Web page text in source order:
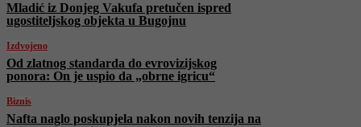
Mladić iz Donjeg Vakufa pretučen ispred
ugostiteljskog objekta u Bugojnu
Izdvojeno
Od zlatnog standarda do evrovizijskog
ponora: On je uspio da „obrne igricu“
Biznis
Nafta naglo poskupjela nakon novih tenzija na